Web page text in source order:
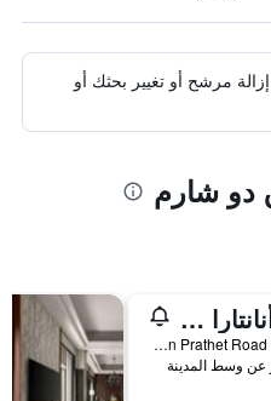
مرشح أو تغيير بحثك أو
دو شارم
منتجع أنانتارا شيانغ ماي
123-123/1 Charoen Prathet Road, شيانج ماي, تايلاند